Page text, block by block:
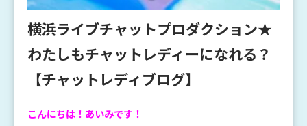
横浜ライブチャットプロダクション★
わたしもチャットレディーになれる？
【チャットレディブログ】
こんにちは！あいみです！